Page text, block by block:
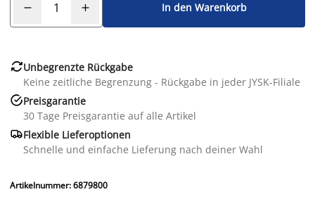
In den Warenkorb
Unbegrenzte Rückgabe
Keine zeitliche Begrenzung - Rückgabe in jeder JYSK-Filiale
Preisgarantie
30 Tage Preisgarantie auf alle Artikel
Flexible Lieferoptionen
Schnelle und einfache Lieferung nach deiner Wahl
Artikelnummer: 6879800